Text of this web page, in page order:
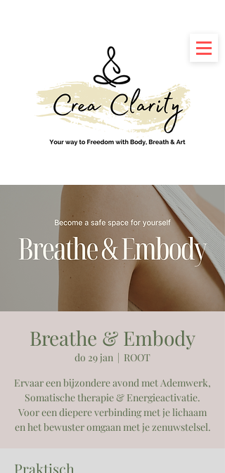
Breathe & Embody
do 29 jan
  |
ROOT
Ervaar een bijzondere avond met Ademwerk,
Somatische therapie & Energieactivatie.
Voor een diepere verbinding met je lichaam
en het bewuster omgaan met je zenuwstelsel.
Praktisch